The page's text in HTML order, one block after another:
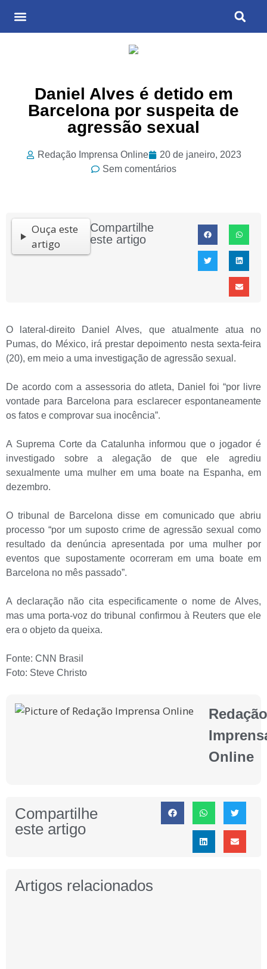
Daniel Alves é detido em
Barcelona por suspeita de
agressão sexual
Redação Imprensa Online
20 de janeiro, 2023
Sem comentários
Ouça este
artigo
Compartilhe
este artigo
O lateral-direito Daniel Alves, que atualmente atua no
Pumas, do México, irá prestar depoimento nesta sexta-feira
(20), em meio a uma investigação de agressão sexual.
De acordo com a assessoria do atleta, Daniel foi “por livre
vontade para Barcelona para esclarecer espontaneamente
os fatos e comprovar sua inocência”.
A Suprema Corte da Catalunha informou que o jogador é
investigado sobre a alegação de que ele agrediu
sexualmente uma mulher em uma boate na Espanha, em
dezembro.
O tribunal de Barcelona disse em comunicado que abriu
processo “por um suposto crime de agressão sexual como
resultado da denúncia apresentada por uma mulher por
eventos que supostamente ocorreram em uma boate em
Barcelona no mês passado”.
A declaração não cita especificamente o nome de Alves,
mas uma porta-voz do tribunal confirmou à Reuters que ele
era o objeto da queixa.
Fonte: CNN Brasil
Foto: Steve Christo
Redação
Online
Compartilhe
este artigo
Artigos relacionados